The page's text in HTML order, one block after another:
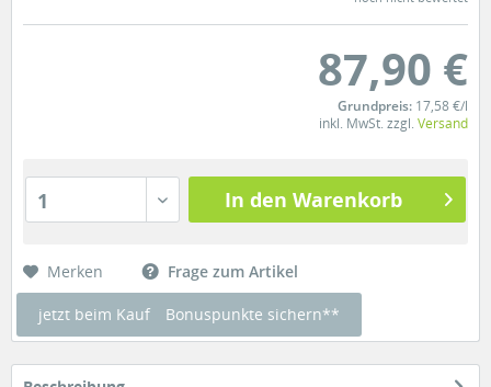
87,90 €
Grundpreis: 17,58 €/l
inkl. MwSt. zzgl. Versand
1 In den Warenkorb
Merken Frage zum Artikel
jetzt beim Kauf Bonuspunkte sichern**